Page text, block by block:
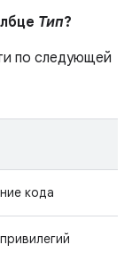
Тип?
по следующей
кода